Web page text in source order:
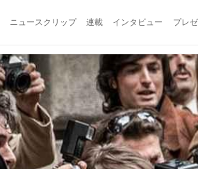
ニュースクリップ 連載 インタビュー プレ